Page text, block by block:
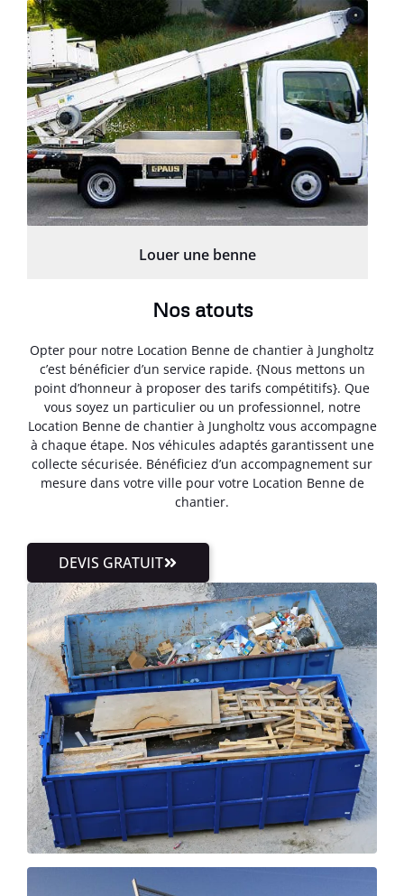
Louer une benne
Nos atouts
Opter pour notre Location Benne de chantier à Jungholtz
c’est bénéficier d’un service rapide. {Nous mettons un
point d’honneur à proposer des tarifs compétitifs}. Que
vous soyez un particulier ou un professionnel, notre
Location Benne de chantier à Jungholtz vous accompagne
à chaque étape. Nos véhicules adaptés garantissent une
collecte sécurisée. Bénéficiez d’un accompagnement sur
mesure dans votre ville pour votre Location Benne de
chantier.
DEVIS GRATUIT